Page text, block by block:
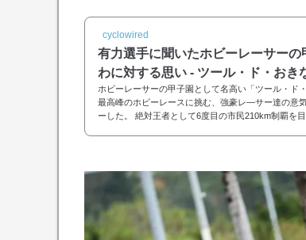
cyclowired
有力選手に聞いたホビーレーサー
わに対する思い - ツール・ド・おき
ホビーレーサーの甲子園として名高い「ツール・ド
最高峰のホビーレースに挑む、強豪レ―サー達の意
ーした。 絶対王者として6度目の市民210km制覇を